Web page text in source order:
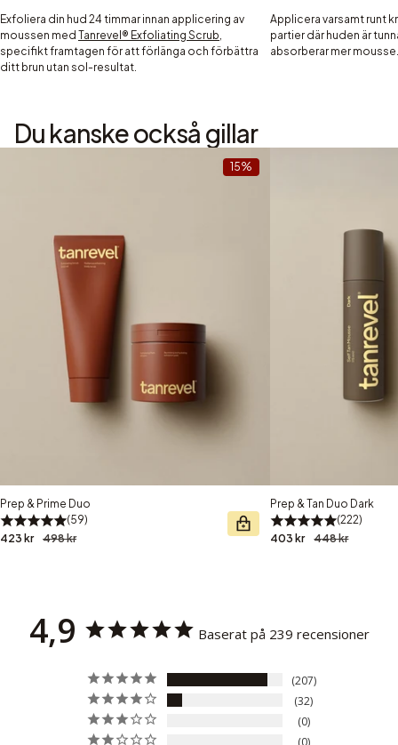
Exfoliera din hud 24 timmar innan applicering av
moussen med Tanrevel® Exfoliating Scrub,
specifikt framtagen för att förlänga och förbättra
ditt brun utan sol-resultat.
Applicera varsamt runt
partier där huden är
absorberar mer
Du kanske också gillar
15%
Prep & Prime Duo
59
423 kr
498 kr
Prep & Tan Duo Dark
222
403 kr
448 kr
4,9 Baserat på 239 recensioner
207
32
0